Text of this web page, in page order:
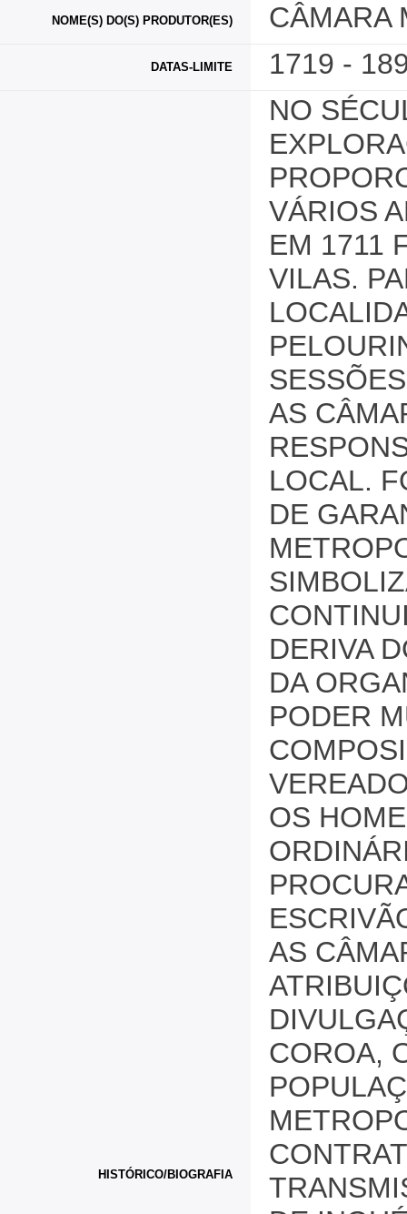
NOME(S) DO(S) PRODUTOR(ES) CÂMARA
DATAS-LIMITE 1719 -
HISTÓRICO/BIOGRAFIA
NO
VÁRIOS
EM 1711
VILAS.
AS
LOCAL.
DE
DERIVA
DA
PODER
OS
AS
COROA,